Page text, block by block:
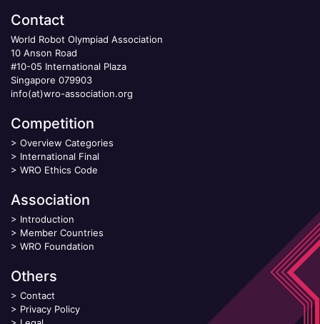
Contact
World Robot Olympiad Association
10 Anson Road
#10-05 International Plaza
Singapore 079903
info(at)wro-association.org
Competition
> Overview Categories
> International Final
> WRO Ethics Code
Association
> Introduction
> Member Countries
> WRO Foundation
Others
> Contact
> Privacy Policy